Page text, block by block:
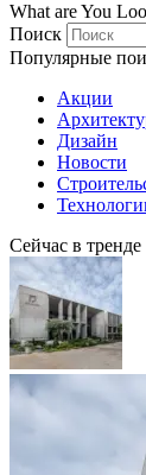
What are You
Поиск
Популярные
Акции
Дизайн
Новости
Сейчас в тренде